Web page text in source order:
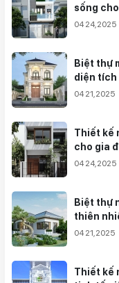
lâu
sống
04 24,2025
Biệt thự
diện tích
04 21,2025
Thiết kế
cho gia
04 24,2025
Biệt thự
thiên
04 21,2025
Thiết kế